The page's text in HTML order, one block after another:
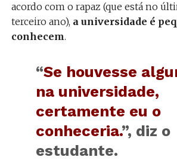
acordo com o rapaz (que está no
terceiro ano), a universidade é
conhecem.
“Se houvesse
na universidade,
certamente eu o
conheceria.”, diz o
estudante.